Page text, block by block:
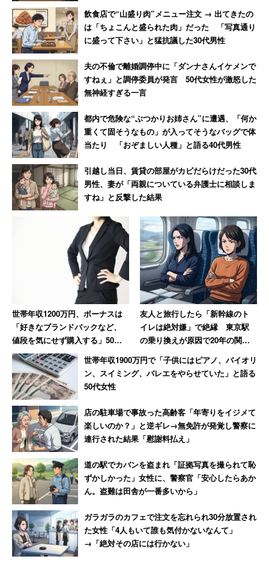
飲食店で“山盛り肉”メニュー注文 → 出てきたの
は「ちょこんと盛られた肉」だった 「写真通り
に盛って下さい」と猛抗議した30代男性
夫の不倫で離婚調停中に「ダンナさんイケメンで
すねぇ」と調停委員が発言 50代女性が激怒した
無神経すぎる一言
都内で危険な“ぶつかりお姉さん”に遭遇、「何か
重くて固そうなもの」が入ってそうなバッグで体
当たり 「おぞましい人種」と語る40代男性
引越し当日、賃貸の部屋がカビだらけだった30代
男性、妻が「両親についている弁護士に相談しま
すね」と反撃した結果
世帯年収1200万円、ボーナスは
「好きなブランドバックなど、
値段を気にせず購入する」50代
女性、一方で「余裕はない」5人
家族の男性も
友人と旅行したら「新幹線のト
イレは絶対嫌」で絶縁 東京駅
の乗り換えが原因で20年の関係
世帯年収1900万円で「子供にはピアノ、バイオリ
ン、スイミング、バレエをやらせていた」と語る
50代女性
店の駐車場で事故った高齢客「年寄りをイジメて
楽しいのか？」と逆ギレ→無免許が発覚し警察に
連行された結果「慰謝料払え」
道の駅でカバンを盗まれ「証拠写真を撮られて恥
ずかしかった」女性に、警察官「安心したらあか
ん。盗難は田舎が一番多いから」
ガラガラのカフェで注文を忘れられ30分放置され
た女性「4人もいて誰も気付かないなんて」
→「絶対その店には行かない」